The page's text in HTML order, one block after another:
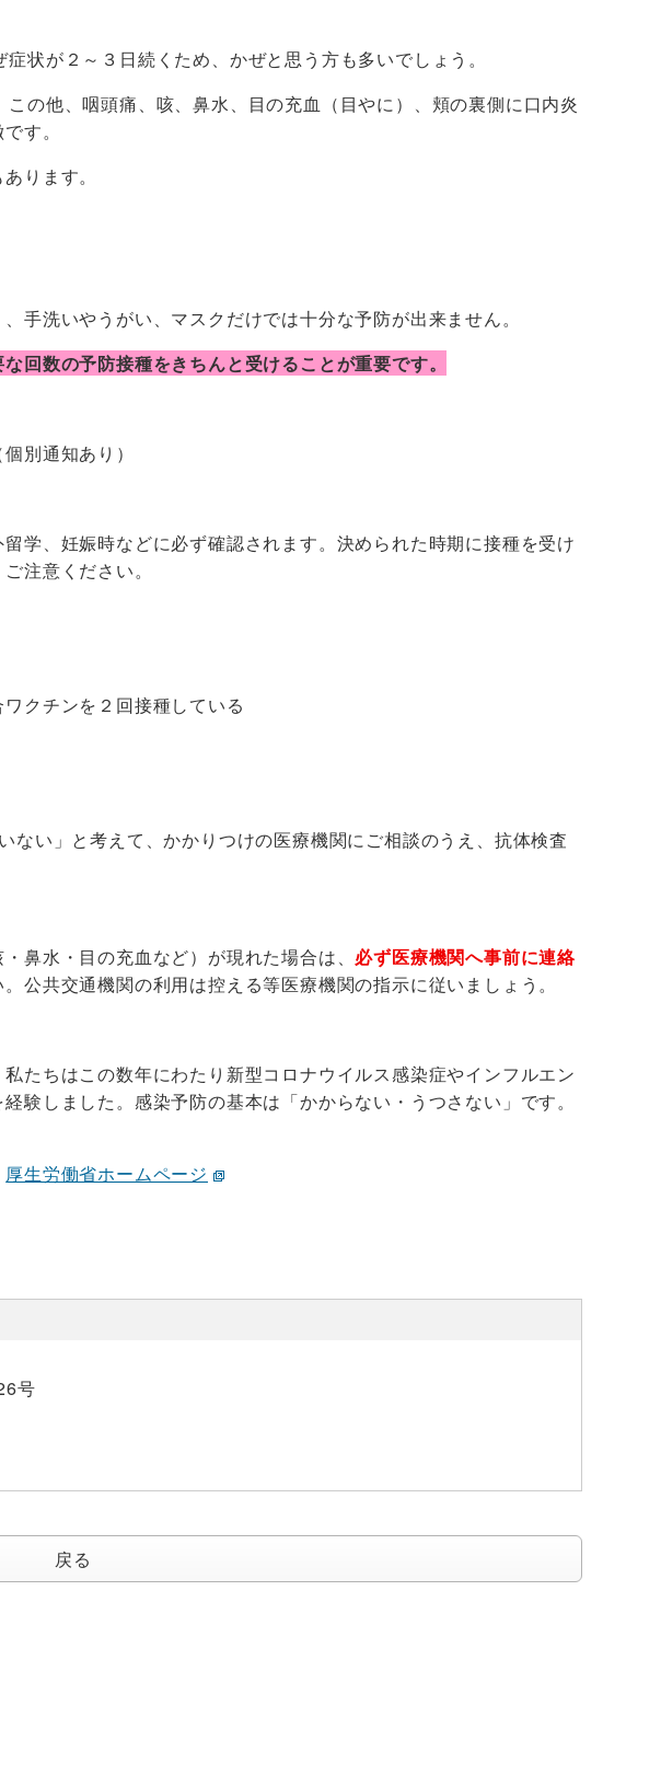
状が２～３日続くため、かぜと思う方も多いでしょう。
の他、咽頭痛、咳、鼻水、目の充血（目やに）、頬の裏側に口内炎
す。
ります。
手洗いやうがい、マスクだけでは十分な予防が出来ません。
回数の予防接種をきちんと受けることが重要です。
別通知あり）
学、妊娠時などに必ず確認されます。決められた時期に接種を受け
注意ください。
クチンを２回接種している
い」と考えて、かかりつけの医療機関にご相談のうえ、抗体検査
鼻水・目の充血など）が現れた場合は、 必ず医療機関へ事前に連絡
公共交通機関の利用は控える等医療機関の指示に従いましょう。
たちはこの数年にわたり新型コロナウイルス感染症やインフルエン
験しました。感染予防の基本は「かからない・うつさない」です。
厚生労働省ホームページ
号
戻る